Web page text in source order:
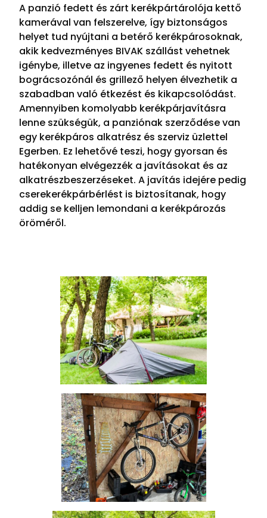
A panzió fedett és zárt kerékpártárolója kettő
kamerával van felszerelve, így biztonságos
helyet tud nyújtani a betérő kerékpárosoknak,
akik kedvezményes BIVAK szállást vehetnek
igénybe, illetve az ingyenes fedett és nyitott
bográcsozónál és grillező helyen élvezhetik a
szabadban való étkezést és kikapcsolódást.
Amennyiben komolyabb kerékpárjavításra
lenne szükségük, a panziónak szerződése van
egy kerékpáros alkatrész és szerviz üzlettel
Egerben. Ez lehetővé teszi, hogy gyorsan és
hatékonyan elvégezzék a javításokat és az
alkatrészbeszerzéseket. A javítás idejére pedig
cserekerékpárbérlést is biztosítanak, hogy
addig se kelljen lemondani a kerékpározás
öröméről.